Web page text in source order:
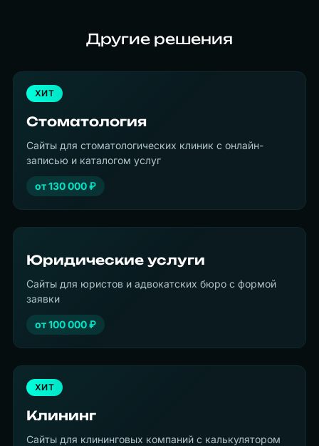
Другие решения
ХИТ
Стоматология
Сайты для стоматологических клиник с онлайн-
записью и каталогом услуг
от130 000₽
Юридические услуги
Сайты для юристов и адвокатских бюро с формой
заявки
от100 000₽
ХИТ
Клининг
Сайты для клининговых компаний с калькулятором